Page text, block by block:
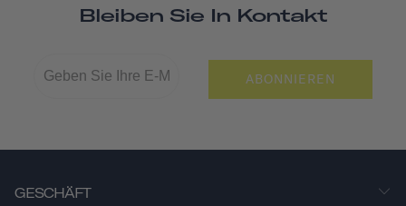
Bleiben Sie In Kontakt
ABONNIEREN
GESCHÄFT